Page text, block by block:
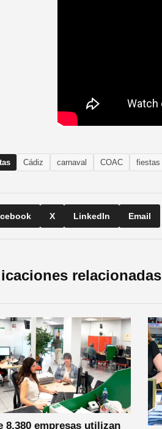
Cádiz carnaval COAC fiestas
X LinkedIn Email
relacionadas
8.380 empresas utilizan